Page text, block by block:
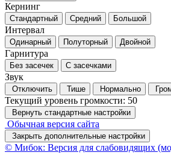
Кернинг
Стандартный Средний Большой
Интервал
Одинарный Полуторный Двойной
Гарнитура
Без засечек С засечками
Звук
Отключить Тише Нормально
Текущий уровень громкости: 50
Вернуть стандартные настройки
Обычная версия сайта
Закрыть дополнительные настройки
© Мибок: Версия для слабовидящих